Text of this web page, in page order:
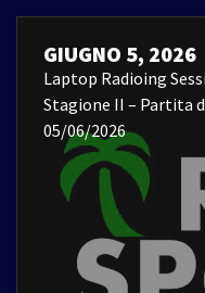
GIUGNO 5, 2026
Laptop Radioing
Stagione II – Partita
05/06/2026